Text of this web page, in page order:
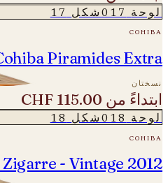
لوحة 017 شكل 17
cohiba
Piramides Extra
نسختان
ابتداءً من CHF 115.00
لوحة 018 شكل 18
cohiba
- Vintage 2012